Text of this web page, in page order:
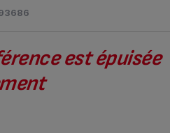
est épuisée